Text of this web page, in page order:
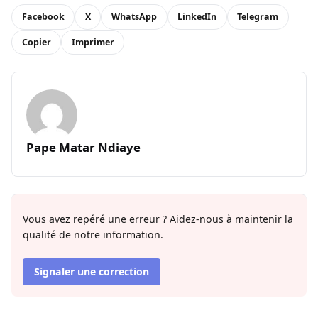
Facebook X WhatsApp LinkedIn Telegram
Copier Imprimer
Pape Matar Ndiaye
Vous avez repéré une erreur ? Aidez-nous à maintenir la
qualité de notre information.
Signaler une correction